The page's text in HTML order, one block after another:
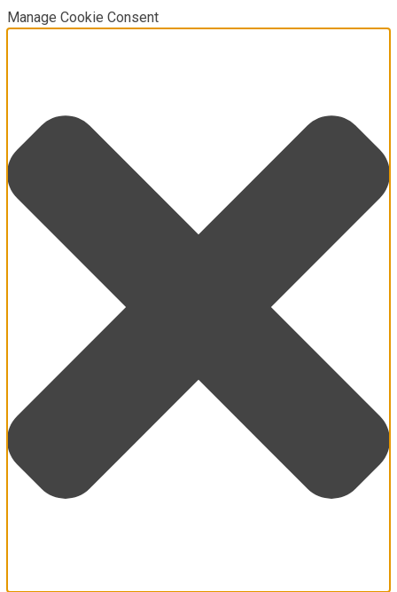
Manage Cookie Consent